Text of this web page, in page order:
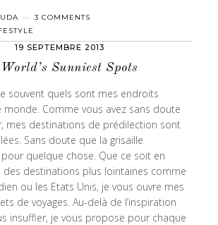
3 COMMENTS
19 SEPTEMBRE 2013
Sunniest Spots
souvent quels sont mes endroits
monde. Comme vous avez sans doute
mes destinations de prédilection sont
Sans doute que la grisaille
quelque chose. Que ce soit en
des destinations plus lointaines comme
ou les Etats Unis, je vous ouvre mes
de voyages. Au-delà de l’inspiration
insuffler, je vous propose pour chaque